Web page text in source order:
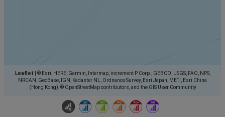
Leaflet
© Esri, HERE, Garmin, Intermap, increment P Corp., GEBCO, USGS, FAO, NPS,
NRCAN, GeoBase, IGN, Kadaster NL, Ordnance Survey, Esri Japan, METI, Esri China
(Hong Kong), © OpenStreetMap contributors, and the GIS User Community